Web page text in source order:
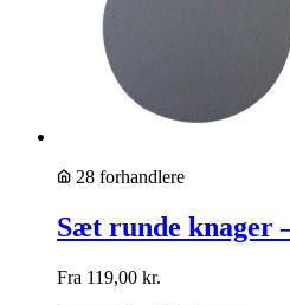
28 forhandlere
Sæt runde knager
Fra 119,00 kr.